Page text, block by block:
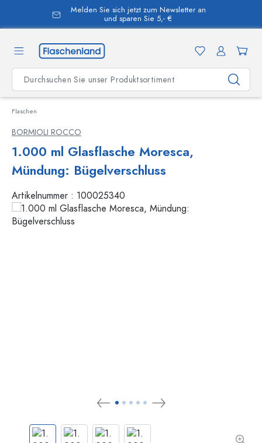
springen
Melden Sie sich jetzt zum Newsletter an
und sparen Sie 5,- €
Flaschen
BORMIOLI ROCCO
1.000 ml Glasflasche Moresca,
Mündung: Bügelverschluss
Artikelnummer : 100025340